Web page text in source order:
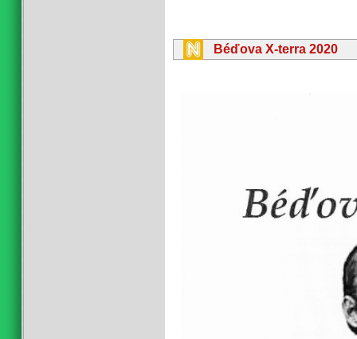
Béďova X-terra 2020